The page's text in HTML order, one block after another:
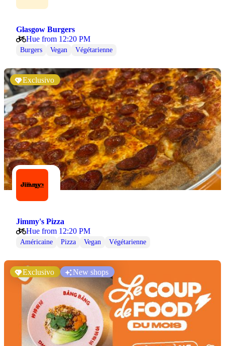
Glasgow Burgers
Hue from 12:20 PM
Burgers Vegan Végétarienne
Exclusivo
Jimmy's Pizza
Hue from 12:20 PM
Américaine Pizza Vegan Végétarienne
Exclusivo New shops